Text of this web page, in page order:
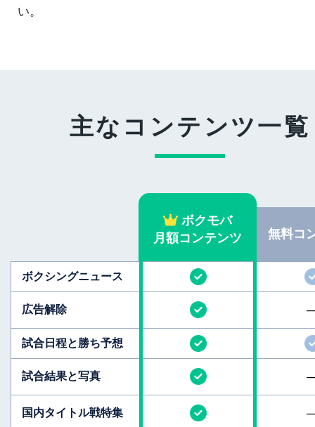
い。
主なコンテンツ一覧
ボクモバ
月額コンテンツ
無料コ
ボクシングニュース
広告解除
試合日程と勝ち予想
試合結果と写真
国内タイトル戦特集